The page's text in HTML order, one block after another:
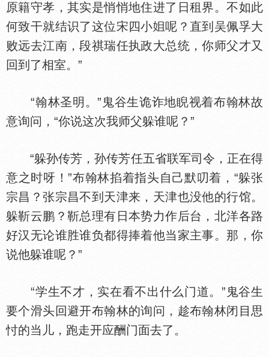
原籍守孝，其实是悄悄地住进了日租界。不如此
何致干就结识了这位宋四小
呢？直到吴佩孚大
败远去江南，段祺瑞任执政大总统，你师父才又
回到了相室。”
“翰林圣明。”鬼谷生诡诈地睨视着布翰林故
意询问，“你说这次我师父躲谁呢？”
“躲孙传芳，孙传芳任五省联军司令，正在得
意之时呀！”布翰林掐着指头自己默叨着，“躲张
宗昌？张宗昌不到天津来，天津也没他的行馆。
躲靳云鹏？靳总理有日本势力作后台，北洋各路
好汉无论谁胜谁负都得捧着他当家主事。那，你
说他躲谁呢？”
“学生不才，实在看不出什么门道。”鬼谷生
要个滑头回避开布翰林的询问，趁布翰林闭目思
忖的当儿，跑走开应酬门面去了。